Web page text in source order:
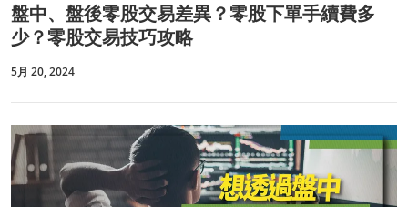
盤中、盤後零股交易差異？零股下單手續費多
少？零股交易技巧攻略
5月 20, 2024